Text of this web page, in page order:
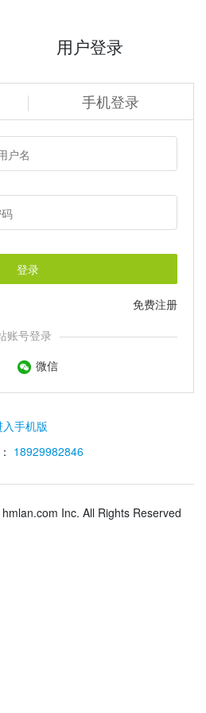
用户登录
手机登录
登录
免费注册
账号登录
微信
入手机版
18929982846
Inc. All Rights Reserved